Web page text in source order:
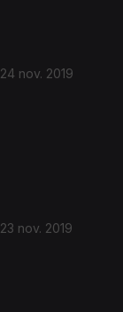
24 nov. 2019
23 nov. 2019